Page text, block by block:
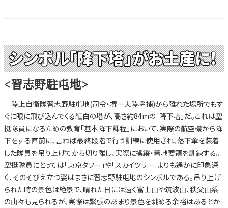
シンボル「降下塔」がお土産に!
<習志野駐屯地>
陸上自衛隊習志野駐屯地(司令・堺一夫陸将補)から離れた場所でもす
ぐに眼に飛び込んでくる紅白の塔が、高さ約84mの「降下塔」だ。これは空
挺隊員になるための教育「基本降下課程」において、実際の航空機から降
下をする直前に、言わば最終段階で行う訓練に使用され、落下傘を装着
した隊員を吊り上げてから切り離し、実際に操縦・着地要領を訓練する。
空挺隊員にとっては「東京タワー」や「スカイツリー」よりも遙かに印象深
く、そのそびえ立つ姿はまさに習志野駐屯地のシンボルである。吊り上げ
られた時の景色は絶景で、晴れた日には遠く富士山や筑波山、秩父山系
の山々も見られるが、実際は緊張のあまり景色を眺める余裕はあるとか